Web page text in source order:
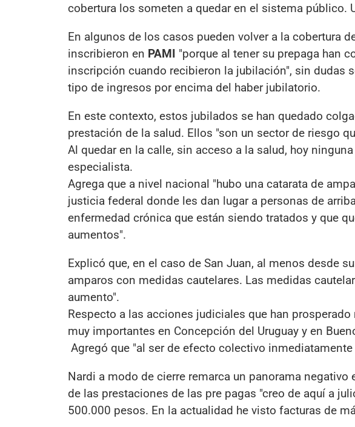
cobertura los someten a quedar en el sistema público.
En algunos de los casos pueden volver a la cobertura
inscribieron en PAMI "porque al tener su prepaga han
inscripción cuando recibieron la jubilación", sin dudas
tipo de ingresos por encima del haber jubilatorio.
En este contexto, estos jubilados se han quedado
prestación de la salud. Ellos "son un sector de riesgo
Al quedar en la calle, sin acceso a la salud, hoy
especialista.
Agrega que a nivel nacional "hubo una catarata de
justicia federal donde les dan lugar a personas de
enfermedad crónica que están siendo tratados y que
aumentos".
Explicó que, en el caso de San Juan, al menos desde
amparos con medidas cautelares. Las medidas
aumento".
Respecto a las acciones judiciales que han
muy importantes en Concepción del Uruguay y en
Agregó que "al ser de efecto colectivo
Nardi a modo de cierre remarca un panorama
de las prestaciones de las pre pagas "creo de aquí a
500.000 pesos. En la actualidad he visto facturas de